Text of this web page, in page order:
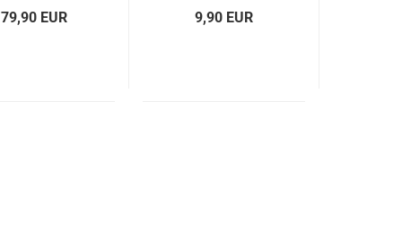
79,90 EUR 9,90 EUR